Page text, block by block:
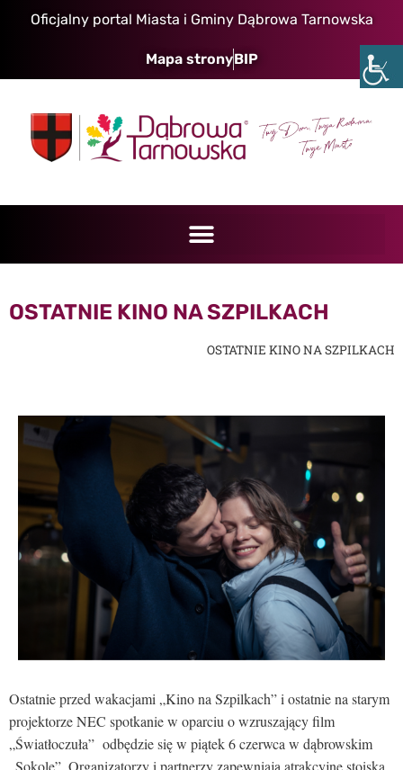
Oficjalny portal Miasta i Gminy Dąbrowa Tarnowska
Mapa stronyBIP
OSTATNIE KINO NA SZPILKACH
OSTATNIE KINO NA SZPILKACH
Ostatnie przed wakacjami „Kino na Szpilkach” i ostatnie na starym
projektorze NEC spotkanie w oparciu o wzruszający film
„Światłoczuła” odbędzie się w piątek 6 czerwca w dąbrowskim
„Sokole”. Organizatorzy i partnerzy zapewniają atrakcyjne stoiska